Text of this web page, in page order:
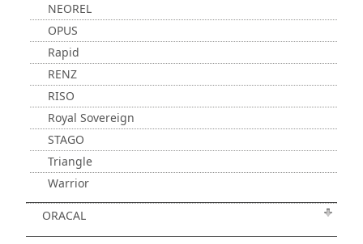
NEOREL
OPUS
Rapid
RENZ
RISO
Royal Sovereign
STAGO
Triangle
Warrior
ORACAL